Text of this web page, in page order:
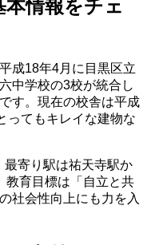
本情報をチェ
成18年4月に目黒区立
中学校の3校が統合し
す。現在の校舎は平成
ってもキレイな建物な
寄り駅は祐天寺駅か
教育目標は「自立と共
社会性向上にも力を入